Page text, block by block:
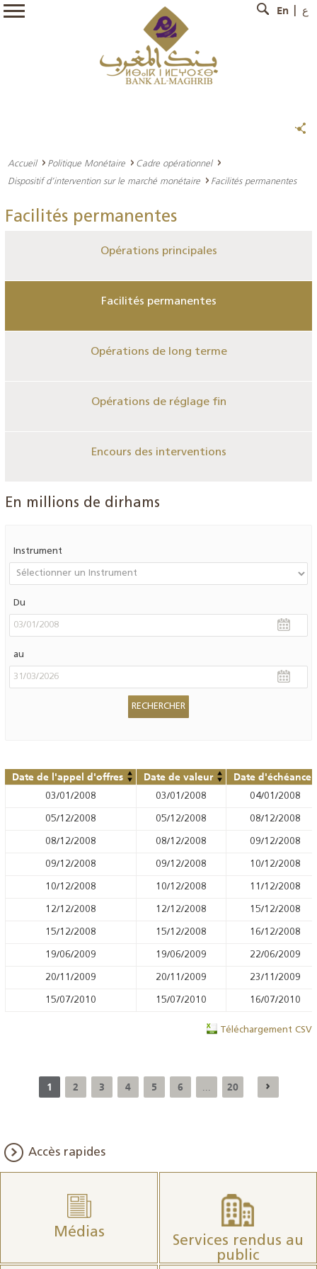
En ع
Accueil Politique Monétaire
Cadre opérationnel
Dispositif d’intervention sur le marché monétaire
Facilités permanentes
Facilités permanentes
Opérations principales
Facilités permanentes
Opérations de long terme
Opérations de réglage fin
Encours des interventions
En millions de dirhams
Instrument
Du
au
Date de l'appel d'offres Date de valeur Date d'échéance
03/01/2008 03/01/2008 04/01/2008
05/12/2008 05/12/2008 08/12/2008
08/12/2008 08/12/2008 09/12/2008
09/12/2008 09/12/2008 10/12/2008
10/12/2008 10/12/2008 11/12/2008
12/12/2008 12/12/2008 15/12/2008
15/12/2008 15/12/2008 16/12/2008
19/06/2009 19/06/2009 22/06/2009
20/11/2009 20/11/2009 23/11/2009
15/07/2010 15/07/2010 16/07/2010
Téléchargement CSV
1 2 3 4 5 6 20
Accès rapides
Médias
Services rendus au
public